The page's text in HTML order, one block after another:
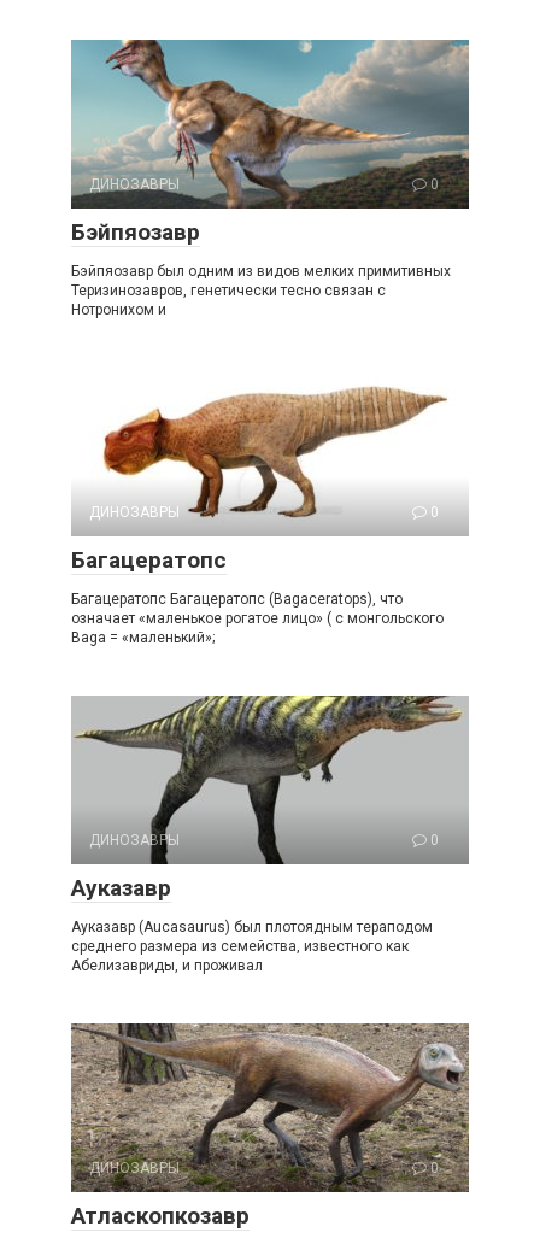
ДИНОЗАВРЫ 0
Бэйпяозавр
Бэйпяозавр был одним из видов мелких примитивных
Теризинозавров, генетически тесно связан с
Нотронихом и
ДИНОЗАВРЫ 0
Багацератопс
Багацератопс Багацератопс (Bagaceratops), что
означает «маленькое рогатое лицо» ( с монгольского
Baga = «маленький»;
ДИНОЗАВРЫ 0
Ауказавр
Ауказавр (Aucasaurus) был плотоядным тераподом
среднего размера из семейства, известного как
Абелизавриды, и проживал
ДИНОЗАВРЫ 0
Атласкопкозавр